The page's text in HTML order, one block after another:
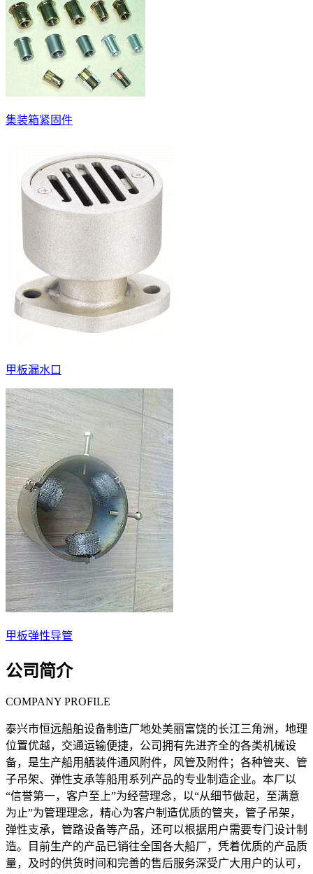
集装箱紧固件
甲板漏水口
甲板弹性导管
公司简介
COMPANY PROFILE
泰兴市恒远船舶设备制造厂地处美丽富饶的长江三角洲，地理
位置优越，交通运输便捷，公司拥有先进齐全的各类机械设
备，是生产船用舾装件通风附件，风管及附件；各种管夹、管
子吊架、弹性支承等船用系列产品的专业制造企业。本厂以
“信誉第一，客户至上”为经营理念，以“从细节做起，至满意
为止”为管理理念，精心为客户制造优质的管夹，管子吊架，
弹性支承，管路设备等产品，还可以根据用户需要专门设计制
造。目前生产的产品已销往全国各大船厂，凭着优质的产品质
量，及时的供货时间和完善的售后服务深受广大用户的认可，